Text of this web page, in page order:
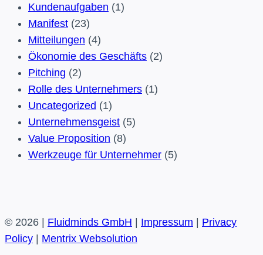
Kundenaufgaben (1)
Manifest (23)
Mitteilungen (4)
Ökonomie des Geschäfts (2)
Pitching (2)
Rolle des Unternehmers (1)
Uncategorized (1)
Unternehmensgeist (5)
Value Proposition (8)
Werkzeuge für Unternehmer (5)
© 2026 | Fluidminds GmbH | Impressum | Privacy
Policy | Mentrix Websolution